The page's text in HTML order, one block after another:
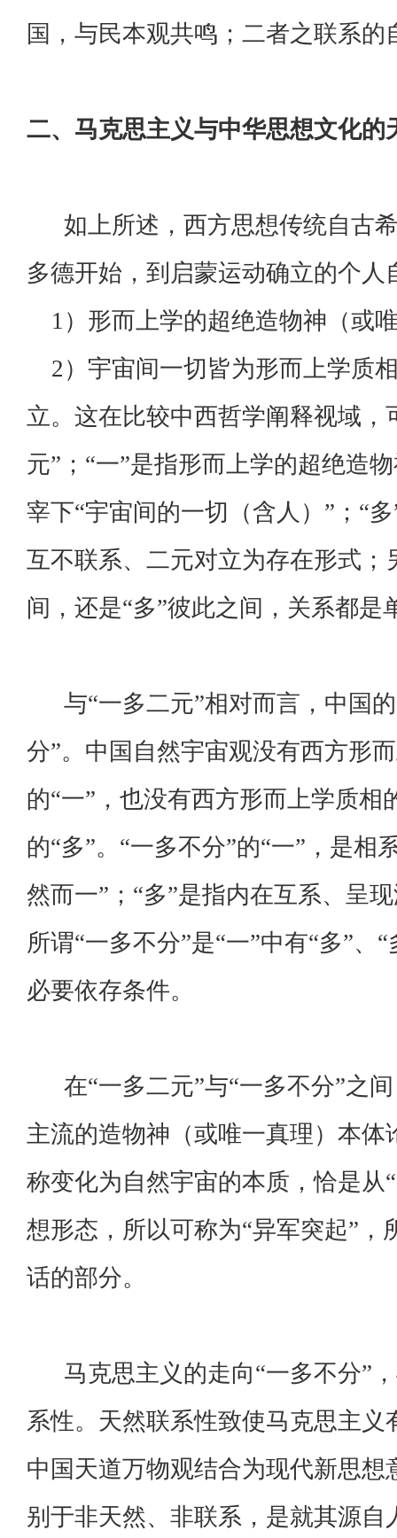
国，与民本观共鸣；二者之联系的
二、马克思主义与中华思想文化的
如上所述，西方思想传统自古
多德开始，到启蒙运动确立的个人
1）形而上学的超绝造物神（或
2）宇宙间一切皆为形而上学质
立。这在比较中西哲学阐释视域，
元”；“一”是指形而上学的超绝造
宰下“宇宙间的一切（含人）”；“
互不联系、二元对立为存在形式；
间，还是“多”彼此之间，关系都是
与“一多二元”相对而言，中国
分”。中国自然宇宙观没有西方形
的“一”，也没有西方形而上学质
的“多”。“一多不分”的“一”，是相
然而一”；“多”是指内在互系、呈
所谓“一多不分”是“一”中有“多”、
必要依存条件。
在“一多二元”与“一多不分”之
主流的造物神（或唯一真理）本
称变化为自然宇宙的本质，恰是从
想形态，所以可称为“异军突起”
话的部分。
马克思主义的走向“一多不分”
系性。天然联系性致使马克思主
中国天道万物观结合为现代新思想
别于非天然、非联系，是就其源